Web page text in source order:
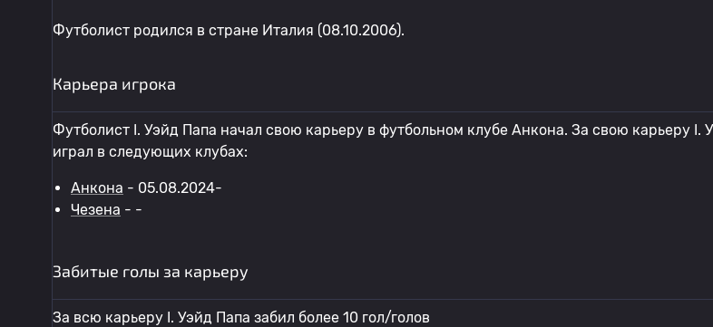
Футболист родился в стране Италия (08.10.2006).
Карьера игрока
Футболист I. Уэйд Папа начал свою карьеру в футбольном клубе Анкона. За свою карьеру I.
играл в следующих клубах:
Анкона - 05.08.2024-
Чезена - -
Забитые голы за карьеру
За всю карьеру I. Уэйд Папа забил более 10 гол/голов